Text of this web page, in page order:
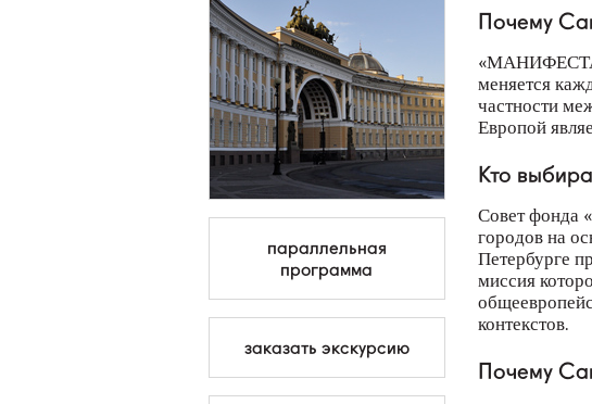
параллельная
программа
заказать экскурсию
Почему
«МАНИФЕСТА»
меняется
частности
Европой
Кто
Совет фонда
городов на
Петербурге
миссия
контекстов.
Почему